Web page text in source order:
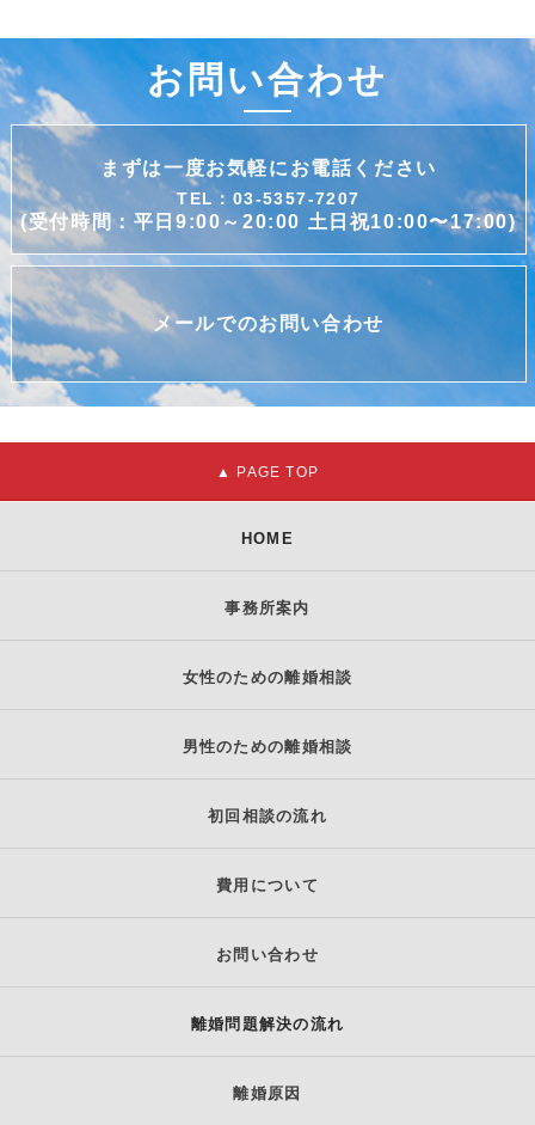
お問い合わせ
まずは一度お気軽にお電話ください
TEL：03-5357-7207
(受付時間：平日9:00～20:00 土日祝10:00〜17:00)
メールでのお問い合わせ
HOME
事務所案内
女性のための離婚相談
男性のための離婚相談
初回相談の流れ
費用について
お問い合わせ
離婚問題解決の流れ
離婚原因